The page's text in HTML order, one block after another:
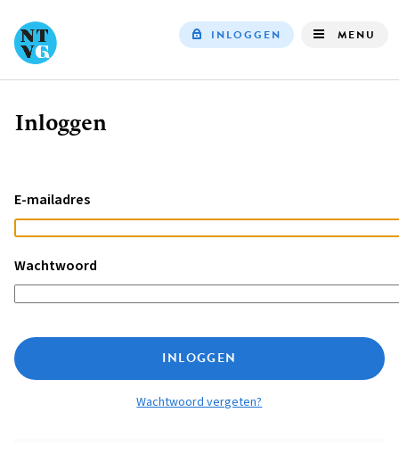
INLOGGEN MENU
Kruimelpad
Inloggen
E-mailadres
Wachtwoord
INLOGGEN
Wachtwoord vergeten?